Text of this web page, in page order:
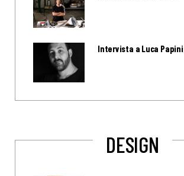
Intervista a Luca Papini
DESIGN